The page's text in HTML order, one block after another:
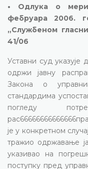
• Одлука о
фебруара 2006.
„Службеном
41/06
Уставни суд
одржи јавну
Закона о
стандардима
погледу
је у конкретном
тражио одржавање
указивао на
поступку пред